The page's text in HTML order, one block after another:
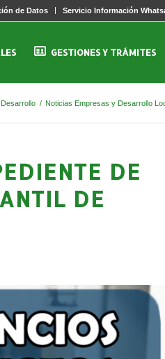
de Datos Servicio Información
GESTIONES Y TRÁMITES
/ Noticias Empresas y Desarrollo
DE
DE